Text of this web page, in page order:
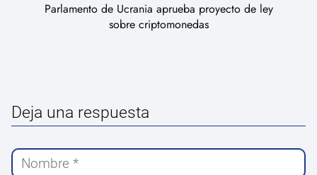
Parlamento de Ucrania aprueba proyecto de ley
sobre criptomonedas
Deja una respuesta